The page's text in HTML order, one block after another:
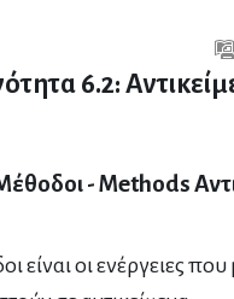
6.2:
- Methods
είναι οι ενέργειες